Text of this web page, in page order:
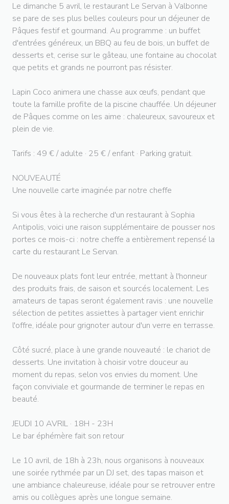
Le dimanche 5 avril, le restaurant Le Servan à Valbonne
se pare de ses plus belles couleurs pour un déjeuner de
Pâques festif et gourmand. Au programme : un buffet
d'entrées généreux, un BBQ au feu de bois, un buffet de
desserts et, cerise sur le gâteau, une fontaine au chocolat
que petits et grands ne pourront pas résister.
Lapin Coco animera une chasse aux œufs, pendant que
toute la famille profite de la piscine chauffée. Un déjeuner
de Pâques comme on les aime : chaleureux, savoureux et
plein de vie.
Tarifs : 49 € / adulte · 25 € / enfant · Parking gratuit.
NOUVEAUTÉ
Une nouvelle carte imaginée par notre cheffe
Si vous êtes à la recherche d'un restaurant à Sophia
Antipolis, voici une raison supplémentaire de pousser nos
portes ce mois-ci : notre cheffe a entièrement repensé la
carte du restaurant Le Servan.
De nouveaux plats font leur entrée, mettant à l'honneur
des produits frais, de saison et sourcés localement. Les
amateurs de tapas seront également ravis : une nouvelle
sélection de petites assiettes à partager vient enrichir
l'offre, idéale pour grignoter autour d'un verre en terrasse.
Côté sucré, place à une grande nouveauté : le chariot de
desserts. Une invitation à choisir votre douceur au
moment du repas, selon vos envies du moment. Une
façon conviviale et gourmande de terminer le repas en
beauté.
JEUDI 10 AVRIL · 18H - 23H
Le bar éphémère fait son retour
Le 10 avril, de 18h à 23h, nous organisons à nouveaux
une soirée rythmée par un DJ set, des tapas maison et
une ambiance chaleureuse, idéale pour se retrouver entre
amis ou collègues après une longue semaine.